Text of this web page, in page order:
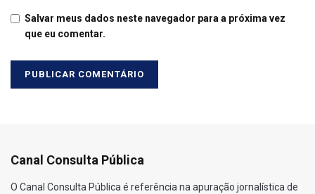
Salvar meus dados neste navegador para a próxima vez
que eu comentar.
Canal Consulta Pública
O Canal Consulta Pública é referência na apuração jornalística de